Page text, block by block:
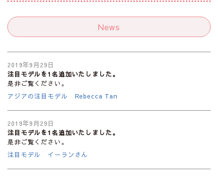
News
2019年9月29日
注目モデルを1名追加いたしました。
是非ご覧ください。
アジアの注目モデル Rebecca Tan
2019年9月29日
注目モデルを1名追加いたしました。
是非ご覧ください。
注目モデル イーランさん